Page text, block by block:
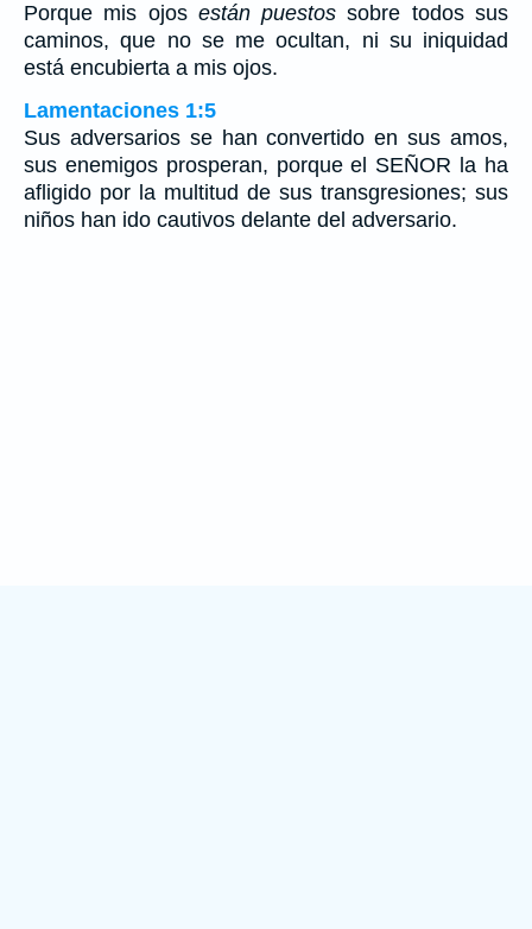
Porque mis ojos están puestos sobre todos sus
caminos, que no se me ocultan, ni su iniquidad
está encubierta a mis ojos.
Lamentaciones 1:5
Sus adversarios se han convertido en sus amos,
sus enemigos prosperan, porque el SEÑOR la ha
afligido por la multitud de sus transgresiones; sus
niños han ido cautivos delante del adversario.